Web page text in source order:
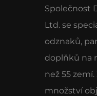
Společnost
Ltd. se
odznaků,
doplňků na
než 55
množství